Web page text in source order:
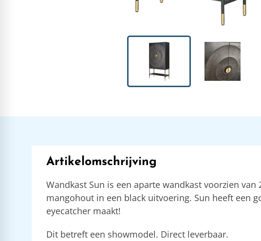
Artikelomschrijving
Wandkast Sun is een aparte wandkast voorzien
mangohout in een black uitvoering. Sun heeft een
eyecatcher maakt!
Dit betreft een showmodel. Direct leverbaar.